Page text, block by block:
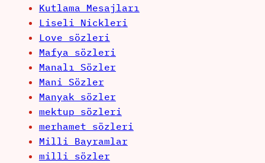
Kutlama Mesajları
Liseli Nickleri
Love sözleri
Mafya sözleri
Manalı Sözler
Mani Sözler
Manyak sözler
mektup sözleri
merhamet sözleri
Milli Bayramlar
milli sözler